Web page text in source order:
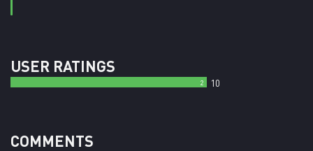
USER RATINGS
2 10
COMMENTS